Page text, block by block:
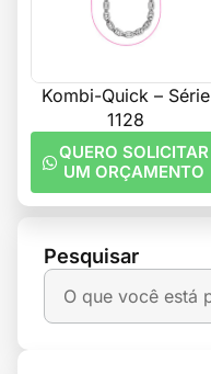
Pesquisar
Kombi-Quick – Série
1128
QUERO SOLICITAR
UM ORÇAMENTO